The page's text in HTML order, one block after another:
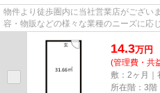
物件より徒歩圏内に当社営業店がござい
容・物販などの様々な業種のニーズに応
尚、弊社ではおとり広告は一切...
14.3万円
(管理費・共
敷：2ヶ月｜
所在階：3階